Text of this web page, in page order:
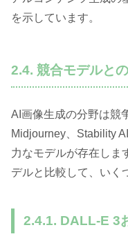
を示しています。
2.4. 競合モデルと
AI画像生成の分野は競
Midjourney、Stability
力なモデルが存在しま
デルと比較して、いく
2.4.1. DALL-E 3